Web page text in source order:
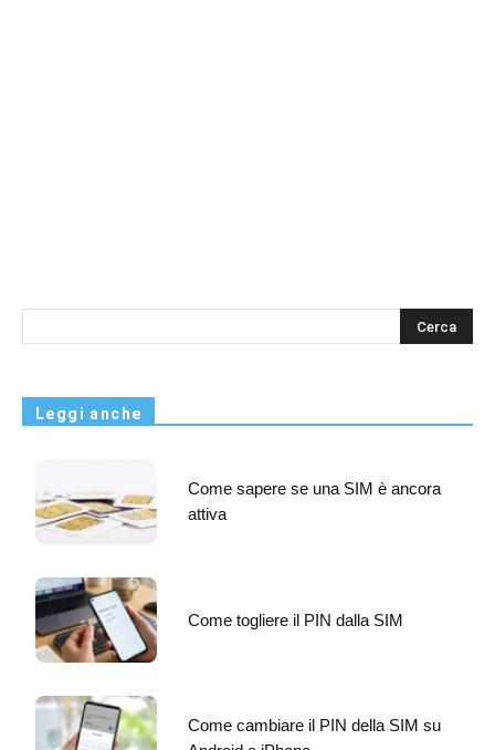
s
Leggi anche
Come sapere se una SIM è ancora
attiva
Come togliere il PIN dalla SIM
Come cambiare il PIN della SIM su